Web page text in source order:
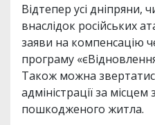
Відтепер усі дніпряни,
внаслідок російських
заяви на компенсацію
програму
Також можна
адміністрації за
пошкодженого житла.